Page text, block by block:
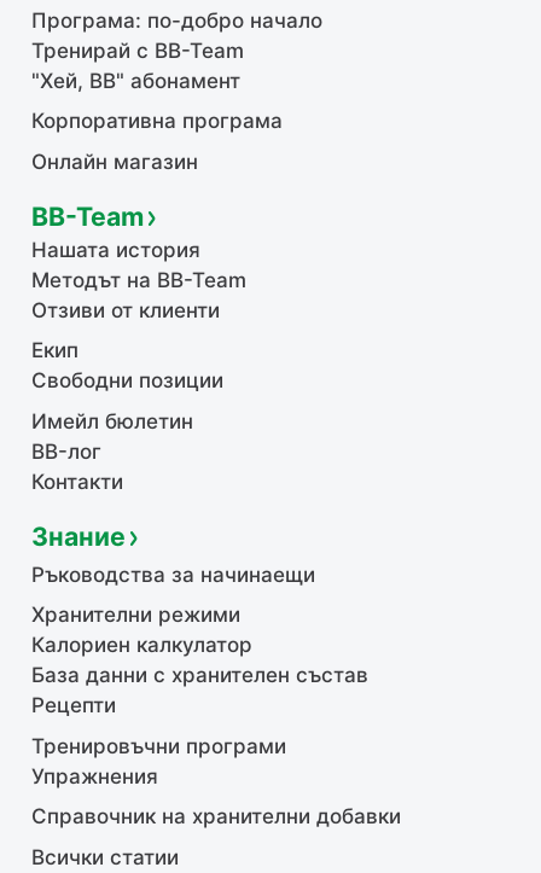
Програма: по-добро начало
Тренирай с BB-Team
"Хей, ВВ" абонамент
Корпоративна програма
Онлайн магазин
BB-Team
Нашата история
Методът на BB-Team
Отзиви от клиенти
Екип
Свободни позиции
Имейл бюлетин
BB-лог
Контакти
Знание
Ръководства за начинаещи
Хранителни режими
Калориен калкулатор
База данни с хранителен състав
Рецепти
Тренировъчни програми
Упражнения
Справочник на хранителни добавки
Всички статии